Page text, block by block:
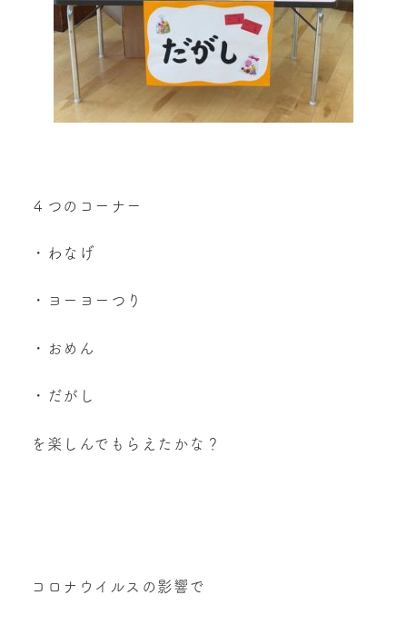
４つのコーナー
・わなげ
・ヨーヨーつり
・おめん
・だがし
を楽しんでもらえたかな？
コロナウイルスの影響で